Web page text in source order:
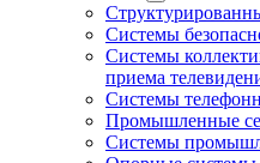
Системы
Системы
приема
Системы
Промышленные
Системы